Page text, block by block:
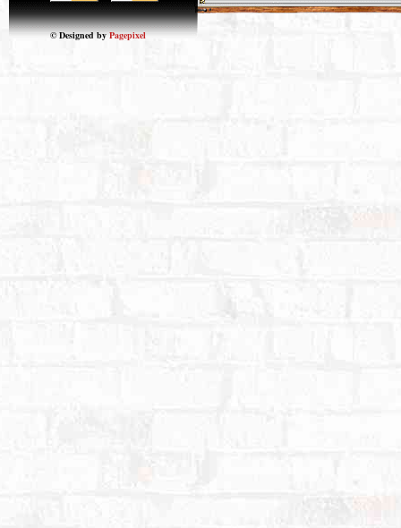
© Designed byPagepixel